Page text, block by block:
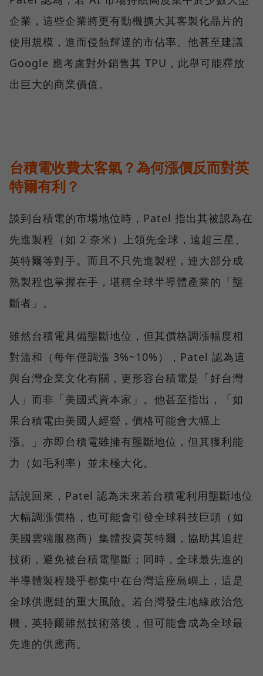
企業，這些企業將更有動機擴大其客製化晶片的
使用規模，進而侵蝕輝達的市佔率。他甚至建議
Google 應考慮對外銷售其 TPU，此舉可能釋放
出巨大的商業價值。
台積電收費太客氣？為何漲價反而對英
特爾有利？
談到台積電的市場地位時，Patel 指出其被認為在
先進製程（如 2 奈米）上領先全球，遠超三星、
英特爾等對手。而且不只先進製程，連大部分成
熟製程也掌握在手，堪稱全球半導體產業的「壟
斷者」。
雖然台積電具備壟斷地位，但其價格調漲幅度相
對溫和（每年僅調漲 3%~10%），Patel 認為這
與台灣企業文化有關，更形容台積電是「好台灣
人」而非「美國式資本家」。他甚至指出，「如
果台積電由美國人經營，價格可能會大幅上
漲。」亦即台積電雖擁有壟斷地位，但其獲利能
力（如毛利率）並未極大化。
話說回來，Patel 認為未來若台積電利用壟斷地位
大幅調漲價格，也可能會引發全球科技巨頭（如
美國雲端服務商）集體投資英特爾，協助其追趕
技術，避免被台積電壟斷；同時，全球最先進的
半導體製程幾乎都集中在台灣這座島嶼上，這是
全球供應鏈的重大風險。若台灣發生地緣政治危
機，英特爾雖然技術落後，但可能會成為全球最
先進的供應商。